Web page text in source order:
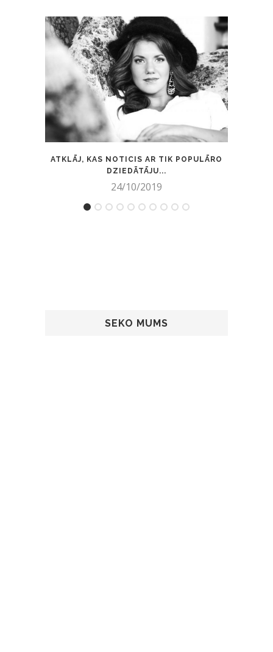
ATKLĀJ, KAS NOTICIS AR TIK POPULĀRO
DZIEDĀTĀJU...
24/10/2019
SEKO MUMS